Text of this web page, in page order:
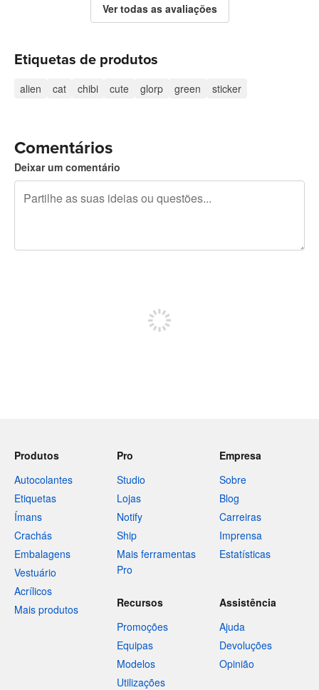
Ver todas as avaliações
Etiquetas de produtos
alien cat chibi cute glorp green sticker
Comentários
Deixar um comentário
Produtos
Autocolantes
Etiquetas
Ímans
Crachás
Embalagens
Vestuário
Acrílicos
Mais produtos
Pro
Studio
Lojas
Notify
Ship
Mais ferramentas
Pro
Empresa
Sobre
Blog
Carreiras
Imprensa
Estatísticas
Recursos
Promoções
Equipas
Modelos
Utilizações
Assistência
Ajuda
Devoluções
Opinião